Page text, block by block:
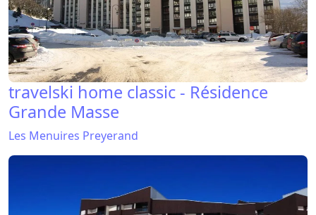
travelski home classic - Résidence
Grande Masse
Les Menuires Preyerand